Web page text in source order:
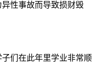
性事故而导致损财毁
们在此年里学业非常顺